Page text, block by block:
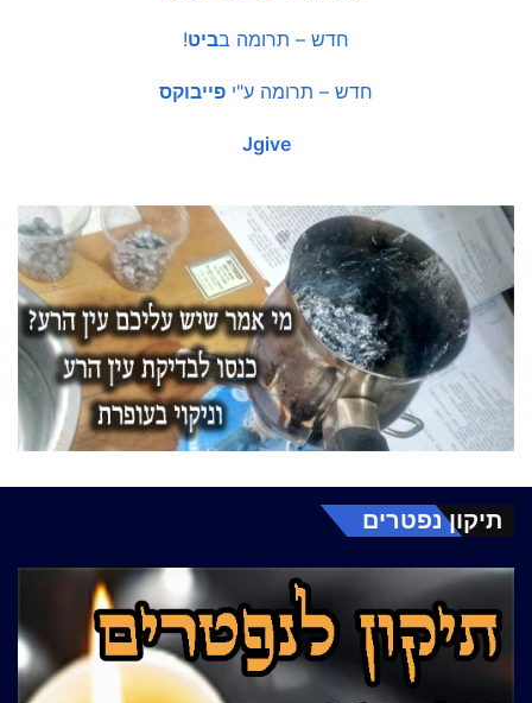
חדש – תרומה בביט!
חדש – תרומה ע"י פייבוקס
Jgive
תיקון נפטרים